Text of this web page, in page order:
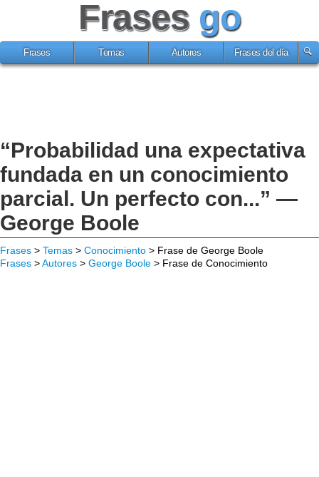
Frases go
Frases Temas Autores Frases del día
“Probabilidad una expectativa
fundada en un conocimiento
parcial. Un perfecto con...” —
George Boole
Frases > Temas > Conocimiento > Frase de George Boole
Frases >Autores > George Boole > Frase de Conocimiento